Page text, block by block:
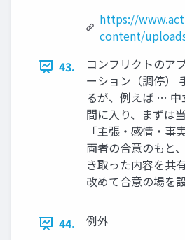
https://
content/
43.
コンフリクトのア
ーション（調停）
るが、例えば … 中
間に入り、まずは
「主張・感情・事
両者の合意のもと
き取った内容を共
改めて合意の場を
44. 例外